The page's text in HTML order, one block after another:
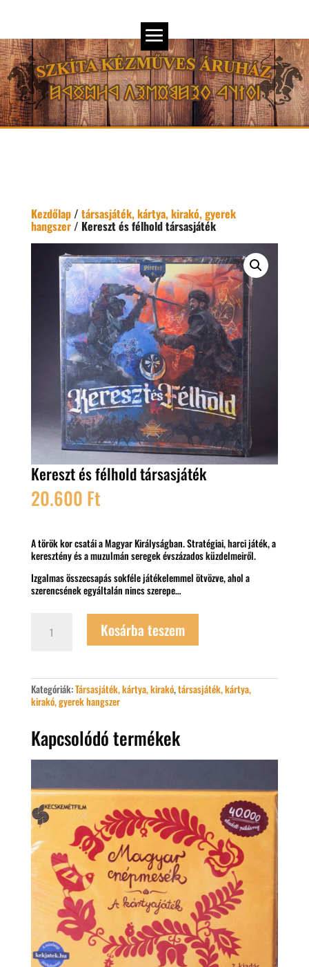
Kezdőlap/ társasjáték, kártya, kirakó, gyerek
hangszer/ Kereszt és félhold társasjáték
Kereszt és félhold társasjáték
20.600 Ft
A török kor csatái a Magyar Királyságban. Stratégiai, harci játék, a
keresztény és a muzulmán seregek évszázados küzdelmeiről.
Izgalmas összecsapás sokféle játékelemmel ötvözve, ahol a
szerencsének egyáltalán nincs szerepe…
Kosárba teszem
Kategóriák:Társasjáték, kártya, kirakó,társasjáték, kártya,
kirakó, gyerek hangszer
Kapcsolódó termékek